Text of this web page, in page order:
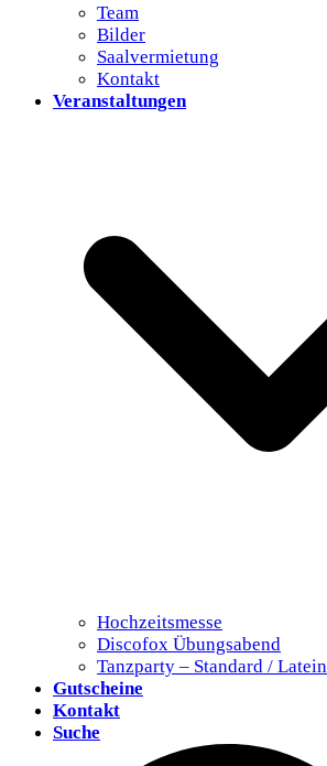
Team
Bilder
Saalvermietung
Kontakt
Veranstaltungen
Hochzeitsmesse
Discofox Übungsabend
Tanzparty – Standard / Latein
Gutscheine
Kontakt
Suche